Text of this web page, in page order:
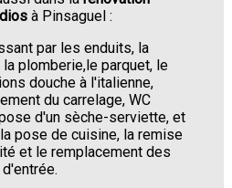
à Pinsaguel :
par les enduits, la
plomberie,le parquet, le
douche à l'italienne,
du carrelage, WC
d'un sèche-serviette, et
pose de cuisine, la remise
et le remplacement des